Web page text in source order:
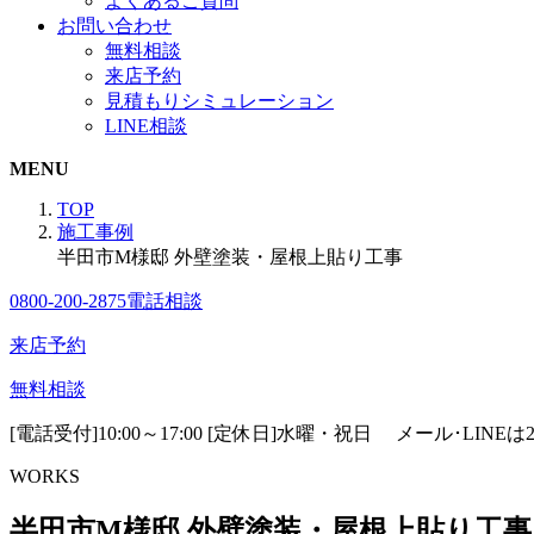
お問い合わせ
無料相談
来店予約
見積もりシミュレーション
LINE相談
MENU
TOP
施工事例
半田市M様邸 外壁塗装・屋根上貼り工事
0800-200-2875電話相談
来店予約
無料相談
[電話受付]10:00～17:00 [定休日]水曜・祝日 メール･LINEは
WORKS